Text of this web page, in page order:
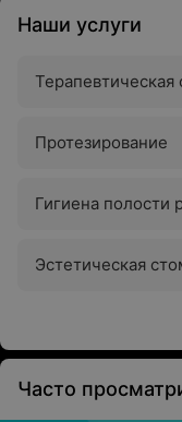
Наши услуги
Терапевтическая
Протезирование
Гигиена полости
Эстетическая
Часто